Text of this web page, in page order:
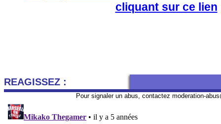
cliquant sur ce lien
REAGISSEZ :
Pour signaler un abus, contactez moderation-